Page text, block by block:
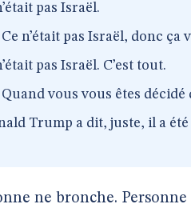
pas Israël.
Ce n’était pas Israël, donc ça
pas Israël. C’est tout.
Quand vous vous êtes
Trump a dit, juste, il a
ne bronche. Personne